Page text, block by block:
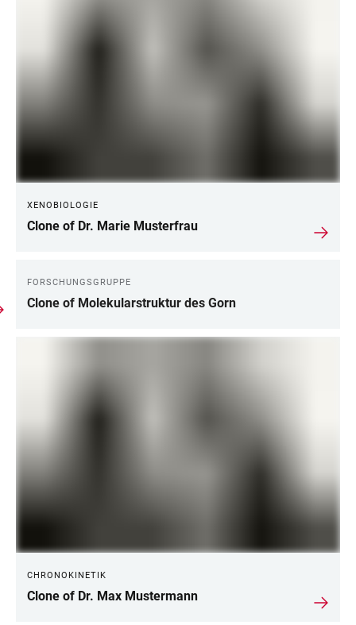
XENOBIOLOGIE
Clone of Dr. Marie Musterfrau
FORSCHUNGSGRUPPE
Clone of Molekularstruktur des Gorn
CHRONOKINETIK
Clone of Dr. Max Mustermann